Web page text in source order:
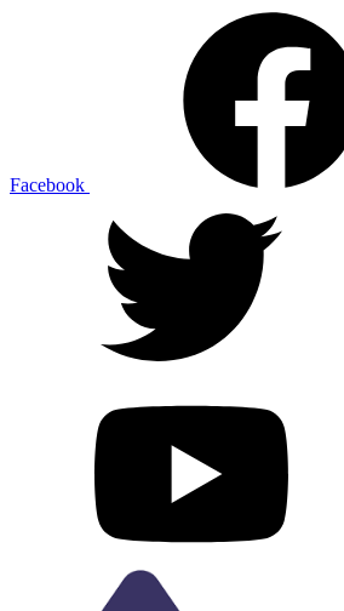
Facebook